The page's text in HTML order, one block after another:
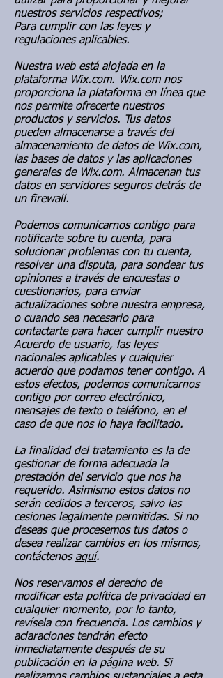
nuestros servicios respectivos;
Para cumplir con las leyes y
regulaciones aplicables.
Nuestra web está alojada en la
plataforma Wix.com. Wix.com nos
proporciona la plataforma en línea que
nos permite ofrecerte nuestros
productos y servicios. Tus datos
pueden almacenarse a través del
almacenamiento de datos de Wix.com,
las bases de datos y las aplicaciones
generales de Wix.com. Almacenan tus
datos en servidores seguros detrás de
un firewall.
Podemos comunicarnos contigo para
notificarte sobre tu cuenta, para
solucionar problemas con tu cuenta,
resolver una disputa, para sondear tus
opiniones a través de encuestas o
cuestionarios, para enviar
actualizaciones sobre nuestra empresa,
o cuando sea necesario para
contactarte para hacer cumplir nuestro
Acuerdo de usuario, las leyes
nacionales aplicables y cualquier
acuerdo que podamos tener contigo. A
estos efectos, podemos comunicarnos
contigo por correo electrónico,
mensajes de texto o teléfono, en el
caso de que nos lo haya facilitado.
La finalidad del tratamiento es la de
gestionar de forma adecuada la
prestación del servicio que nos ha
requerido. Asimismo estos datos no
serán cedidos a terceros, salvo las
cesiones legalmente permitidas. Si no
deseas que procesemos tus datos o
desea realizar cambios en los mismos,
contáctenos aquí.
Nos reservamos el derecho de
modificar esta política de privacidad en
cualquier momento, por lo tanto,
revísela con frecuencia. Los cambios y
aclaraciones tendrán efecto
inmediatamente después de su
publicación en la página web. Si